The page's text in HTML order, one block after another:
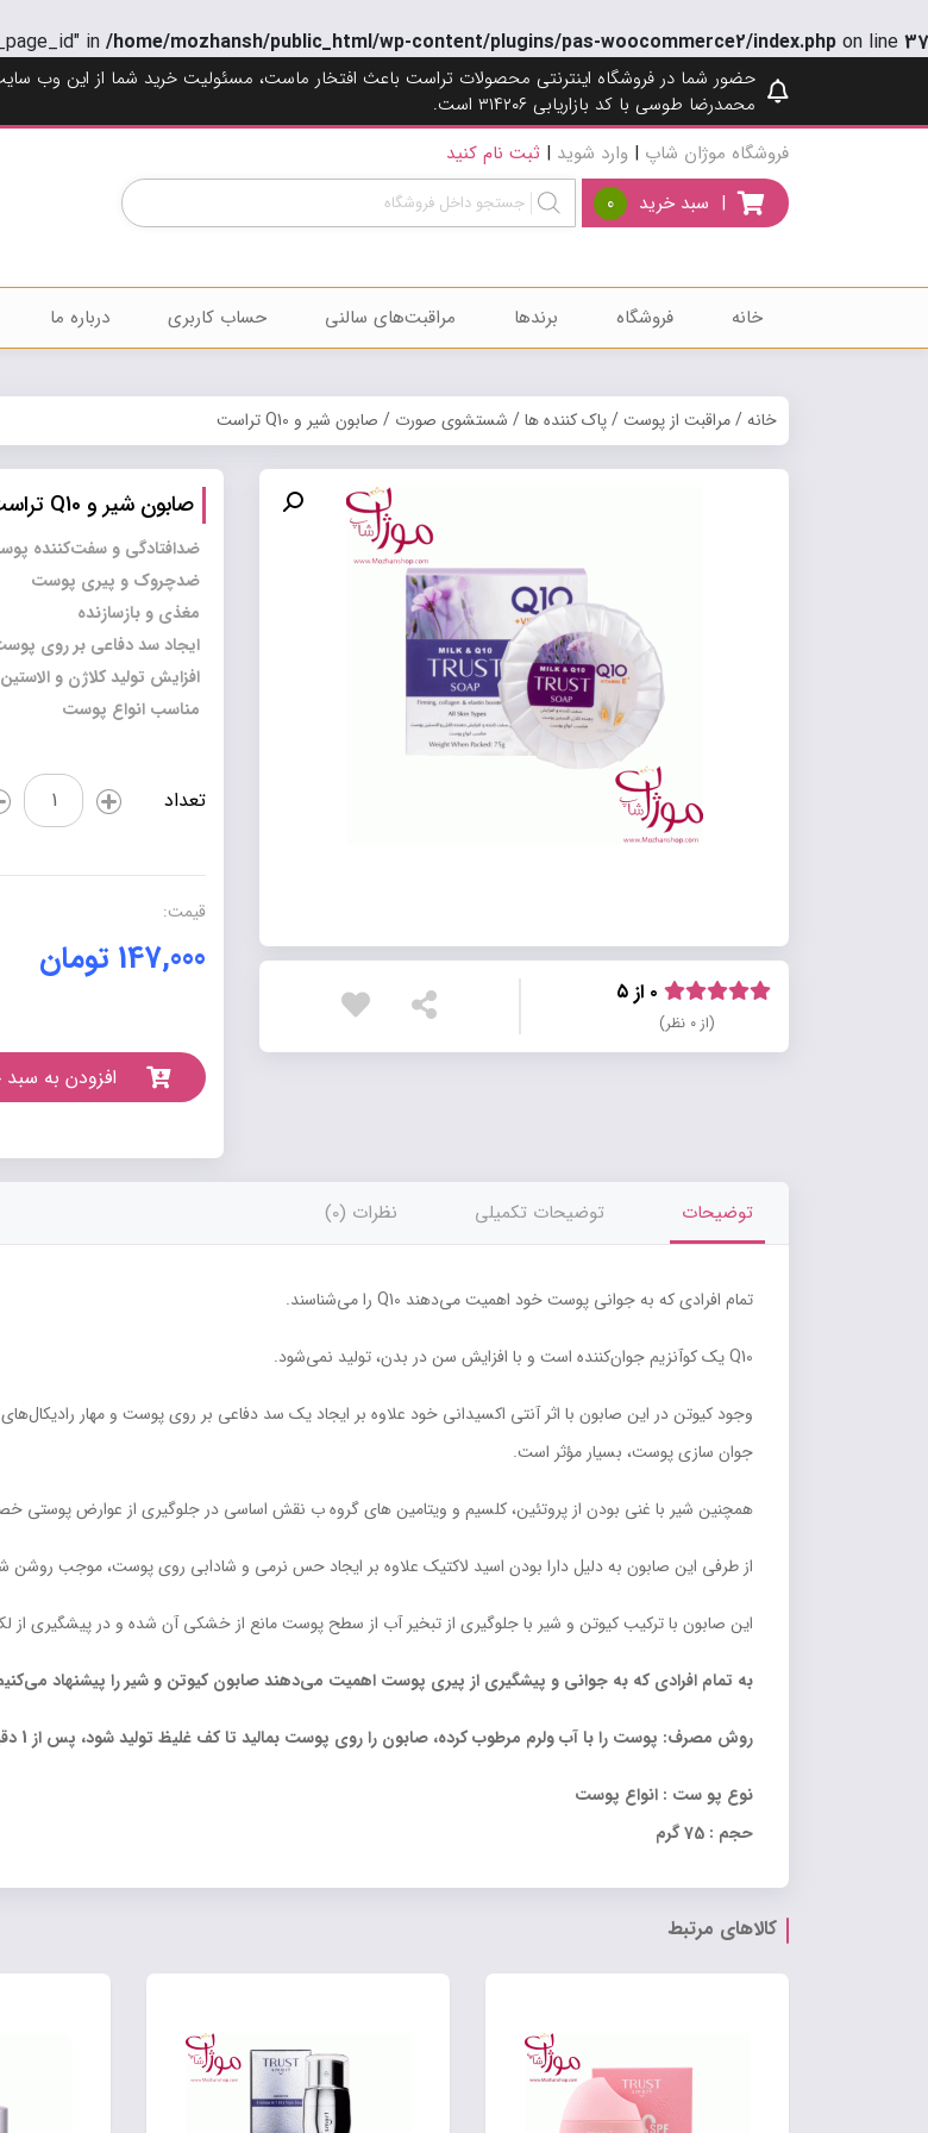
in /home/mozhansh/public_html/wp-content/plugins/pas-woocommerce2/index.php on line 37
حضور شما در فروشگاه اینترنتی محصولات تراست باعث افتخار ماست، مسئولیت خرید شما از این وب
محمدرضا طوسی با کد بازاریابی ۳۱۴۲۰۶ است.
فروشگاه موژان شاپ | وارد شوید | ثبت نام کنید
| سبد خرید 0
Products
search
خانه فروشگاه برندها مراقبت‌های سالنی حساب کاربری درباره ما
خانه/مراقبت از پوست/پاک کننده ها/ شستشوی صورت / صابون شیر و Q10 تراست
(از ۰ نظر)
صابون شیر و Q10 تراست
ضدافتادگي و سفت‌كننده
ضدچروك و پيري پوست
مغذي و بازسازنده
ايجاد سد دفاعي بر روي
افزايش توليد كلاژن و
مناسب انواع پوست
تعداد
صابون
شیر
Q10
قیمت:
147,000 تومان
افزودن به
توضیحات توضیحات تکمیلی نظرات (0)
تمام افرادی که به جوانی پوست خود اهمیت می‌دهند Q10 را می‌شناسند.
Q10 یک کوآنزیم جوان‌کننده است و با افزایش سن در بدن، تولید نمی‌شود.
وجود کیوتن در این صابون با اثر آنتی اکسیدانی خود علاوه بر ایجاد یک سد دفاعی بر روی پوست و مهار
جوان سازی پوست، بسیار مؤثر است.
همچنین شیر با غنی بودن از پروتئین، کلسیم و ویتامین های گروه ب نقش اساسی در جلوگیری از عوارض پوستی
از طرفی این صابون به دلیل دارا بودن اسید لاکتیک علاوه بر ایجاد حس نرمی و شادابی روی پوست، موجب روشن
این صابون با ترکیب کیوتن و شیر با جلوگیری از تبخیر آب از سطح پوست مانع از خشکی آن شده و در پیشگیری از
به تمام افرادی که به جوانی و پیشگیری از پیری پوست اهمیت می‌دهند صابون کیوتن و شیر را پیشنهاد
روش مصرف: پوست را با آب ولرم مرطوب کرده، صابون را روی پوست بمالید تا کف غلیظ تولید شود، پس از 1 دقیقه آبکشی نمایید.
نوع پو ست : انواع پوست
حجم : 75 گرم
کالاهای مرتبط